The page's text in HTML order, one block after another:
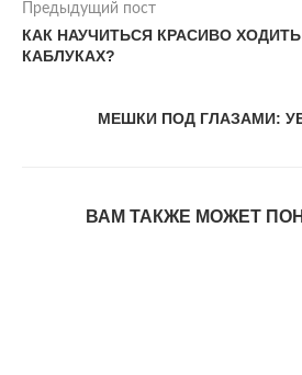
Предыдущий пост
КАК НАУЧИТЬСЯ КРАСИВО
КАБЛУКАХ?
МЕШКИ ПОД ГЛАЗАМИ:
ВАМ ТАКЖЕ МОЖЕТ